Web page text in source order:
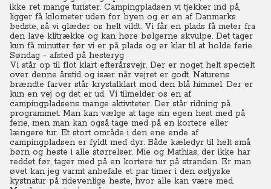
ikke ret mange turister. Campingpladsen vi tjekker ind på,
ligger få kilometer uden for byen og er en af Danmarks
bedste, så vi glæder os helt vildt. Vi får en plads få meter fra
den lave klitrække og kan høre bølgerne skvulpe. Det tager
kun få minutter før vi er på plads og er klar til at holde ferie.
Søndag - afsted på hesteryg
Vi står op til flot klart efterårsvejr. Der er noget helt specielt
over denne årstid og især når vejret er godt. Naturens
brændte farver står krystalklart mod den blå himmel. Der er
kun en vej og det er ud. Vi tilmelder os en af
campingpladsens mange aktiviteter. Der står ridning på
programmet. Man kan vælge at tage sin egen hest med på
ferie, men man kan også tage med på en kortere eller
længere tur. Et stort område i den ene ende af
campingpladsen er fyldt med dyr. Både kæledyr til helt små
børn og heste i alle størrelser. Mie og Mathias, der ikke har
reddet før, tager med på en kortere tur på stranden. Er man
øvet kan jeg varmt anbefale et par timer i den østjyske
kystnatur på ridevenlige heste, hvor alle kan være med.